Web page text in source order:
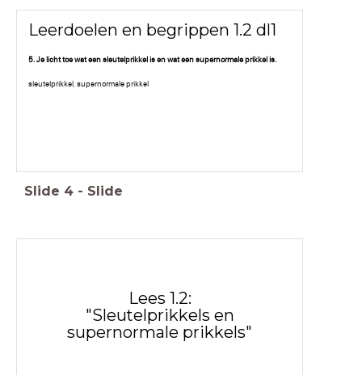
Leerdoelen en begrippen 1.2 dl1
5. Je licht toe wat een sleutelprikkel is en wat een supernormale prikkel is.
sleutelprikkel, supernormale prikkel
Slide 4 - Slide
Lees 1.2:
"Sleutelprikkels en
supernormale prikkels"